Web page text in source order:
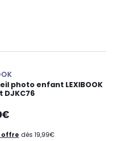
photo enfant LEXIBOOK
DJKC76
offre dès 19,99€